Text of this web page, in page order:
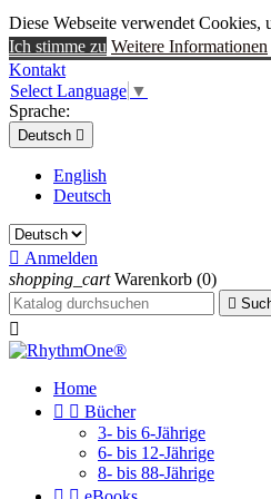
Diese Webseite verwendet
Ich stimme zu Weitere Informationen
Kontakt
Select Language ▼
Sprache:
Deutsch 
English
Deutsch
 Anmelden
shopping_cart Warenkorb (0)


Home
  Bücher
3- bis 6-Jährige
6- bis 12-Jährige
8- bis 88-Jährige